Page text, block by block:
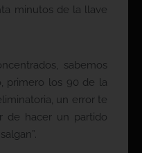
minutos de la llave
sabemos
primero los 90 de la
un error te
de hacer un partido